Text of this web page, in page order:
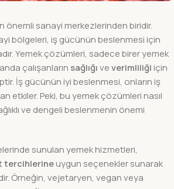
önemli sanayi merkezlerinden biridir.
bölgeleri, iş gücünün beslenmesi için
Yemek çözümleri, sadece birer yemek
çalışanların sağlığıveverimliliği için
İş gücünün iyi beslenmesi, onların iş
etkiler. Peki, bu yemek çözümleri nasıl
ve dengeli beslenmenin önemi
sunulan yemek hizmetleri,
tercihlerineuygun seçenekler sunarak
Örneğin, vejetaryen, vegan veya